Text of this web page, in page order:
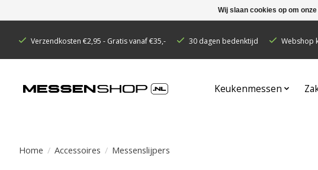
Verzendkosten €2,95 - Gratis vanaf €35,- 30 dagen bedenktijd Webshop
Keukenmessen
Home / Accessoires / Messenslijpers
Wij slaan cookies op om